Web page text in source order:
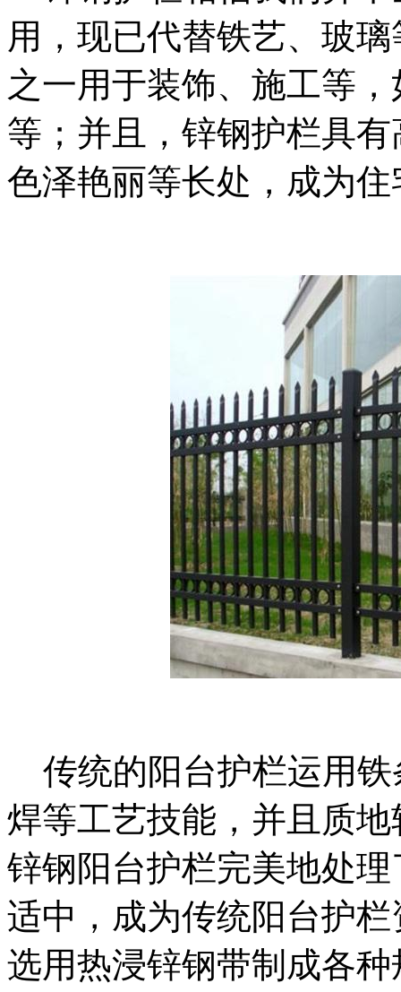
用，现已代替铁艺、玻
之一用于装饰、施工等
等；并且，锌钢护栏具
色泽艳丽等长处，成为
传统的阳台护栏运用铁
焊等工艺技能，并且质
锌钢阳台护栏完美地处
适中，成为传统阳台护
选用热浸锌钢带制成各